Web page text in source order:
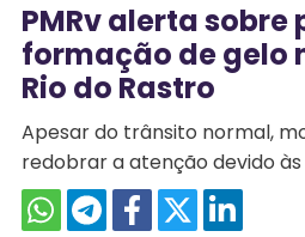
PMRv alerta sobre
formação de gelo
Rio do Rastro
Apesar do trânsito normal,
redobrar a atenção devido